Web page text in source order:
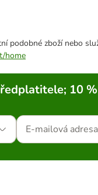
zboží nebo
home
10